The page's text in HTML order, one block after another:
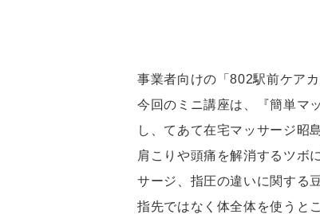
事業者向けの「802駅前ケア
今回のミニ講座は、『簡単
し、てあて在宅マッサージ昭
肩こりや頭痛を解消するツボ
サージ、指圧の違いに関する
指先ではなく体全体を使うと